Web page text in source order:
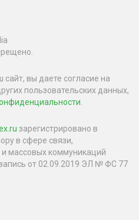
вы даете согласие на
пользовательских данных,
зарегистрировано в
в сфере связи,
массовых коммуникаций
от 02.09.2019 ЭЛ № ФС 77